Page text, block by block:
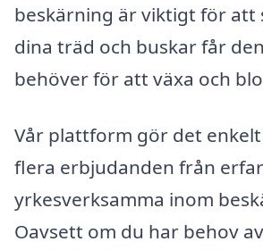
beskärning är viktigt för att
dina träd och buskar får
behöver för att växa och
Vår plattform gör det
flera erbjudanden från
yrkesverksamma inom
Oavsett om du har behov av